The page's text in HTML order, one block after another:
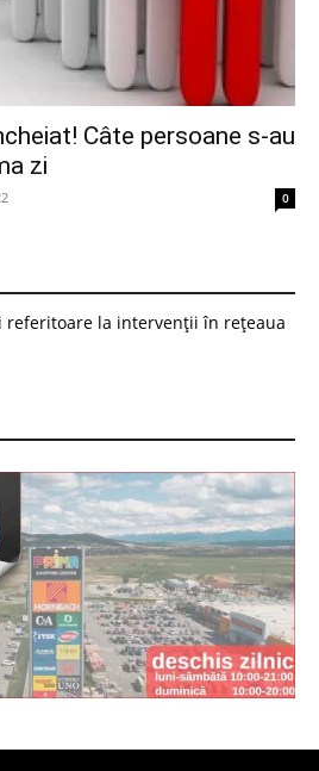
Câte persoane s-au
zi
0
la intervenții în rețeaua